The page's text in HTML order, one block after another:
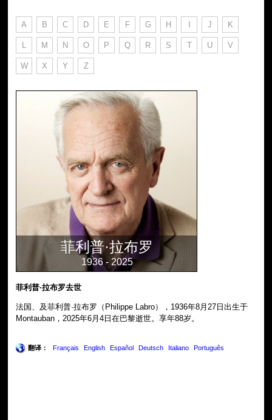
A B C D E F G H I J K
L M N O P Q R S T U V
W X Y Z
菲利普·拉布罗
1936 - 2025
菲利普·拉布罗去世
法国、及菲利普·拉布罗（Philippe Labro），1936年8月27日出生于
Montauban，2025年6月4日在巴黎逝世。享年88岁。
翻译： Français English Español Deutsch Italiano Português